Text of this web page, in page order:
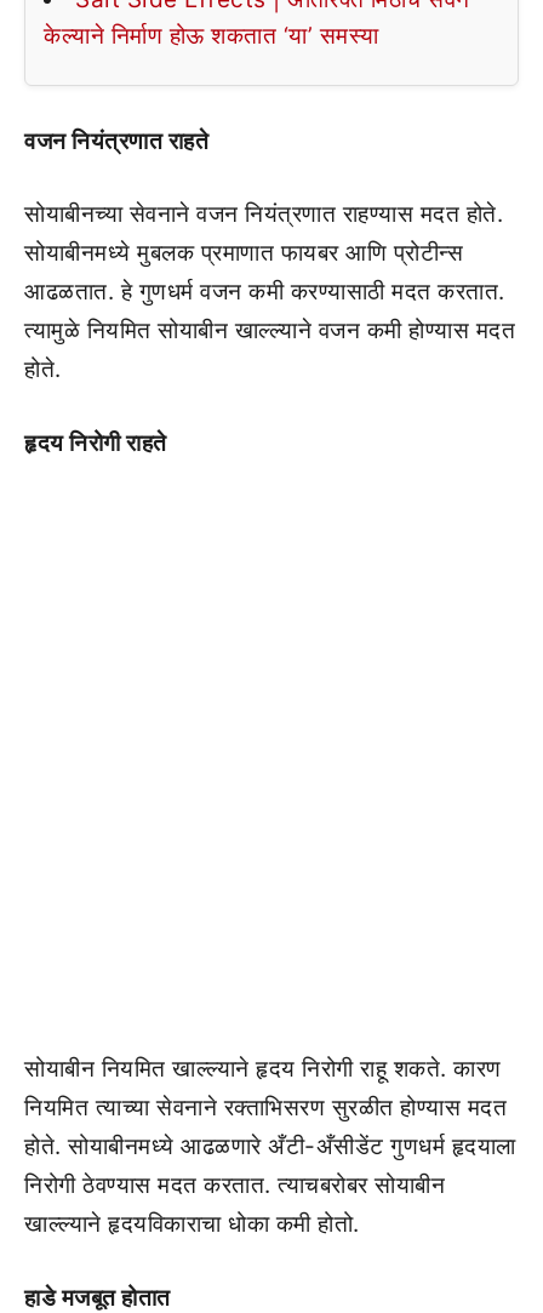
केल्याने निर्माण होऊ शकतात ‘या’ समस्या
वजन नियंत्रणात राहते
सोयाबीनच्या सेवनाने वजन नियंत्रणात राहण्यास मदत होते.
सोयाबीनमध्ये मुबलक प्रमाणात फायबर आणि प्रोटीन्स
आढळतात. हे गुणधर्म वजन कमी करण्यासाठी मदत करतात.
त्यामुळे नियमित सोयाबीन खाल्ल्याने वजन कमी होण्यास मदत
होते.
हृदय निरोगी राहते
सोयाबीन नियमित खाल्ल्याने हृदय निरोगी राहू शकते. कारण
नियमित त्याच्या सेवनाने रक्ताभिसरण सुरळीत होण्यास मदत
होते. सोयाबीनमध्ये आढळणारे अँटी-अँसीडेंट गुणधर्म हृदयाला
निरोगी ठेवण्यास मदत करतात. त्याचबरोबर सोयाबीन
खाल्ल्याने हृदयविकाराचा धोका कमी होतो.
हाडे मजबूत होतात